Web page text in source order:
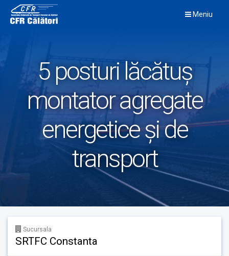
content
Meniu
5 posturi lăcătuș
montator agregate
energetice și de
transport
Sucursala
SRTFC Constanta